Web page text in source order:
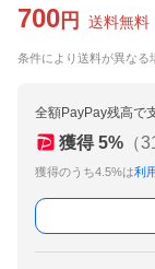
700 円 送料無料
条件により送料が異なる
全額PayPay残高で
獲得 5% （
獲得のうち4.5%は利